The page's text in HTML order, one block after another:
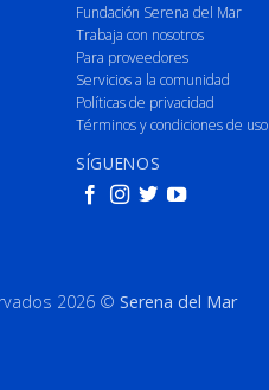
Fundación Serena del Mar
Trabaja con nosotros
Para proveedores
Servicios a la comunidad
Políticas de privacidad
Términos y condiciones de uso
SÍGUENOS
2026 © Serena del Mar